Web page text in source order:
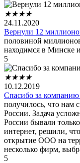
★★★★
24.11.2020
Вернули 12
половиной
находимся в Минске
5
★★★★
10.12.2019
Спасибо за компанию
получилось, что нам
России. Задача
России бывали
интернет, решили,
открытие ООО на
несколько фирм,
5